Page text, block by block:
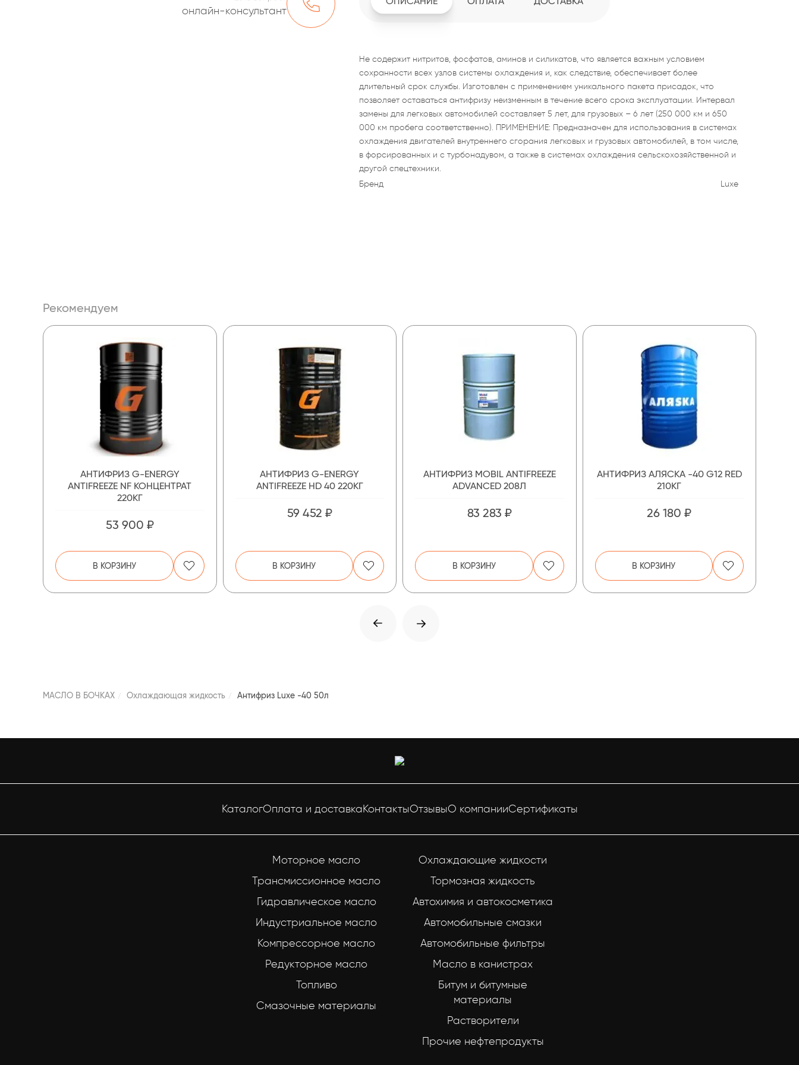
онлайн-консультант
Не содержит нитритов, фосфатов, аминов и силикатов, что является важным условием
сохранности всех узлов системы охлаждения и, как следствие, обеспечивает более
длительный срок службы. Изготовлен с применением уникального пакета присадок, что
позволяет оставаться антифризу неизменным в течение всего срока эксплуатации. Интервал
замены для легковых автомобилей составляет 5 лет, для грузовых – 6 лет (250 000 км и 650
000 км пробега соответственно). ПРИМЕНЕНИЕ: Предназначен для использования в системах
охлаждения двигателей внутреннего сгорания легковых и грузовых автомобилей, в том числе,
в форсированных и с турбонадувом, а также в системах охлаждения сельскохозяйственной и
другой спецтехники.
Бренд
Luxe
Рекомендуем
АНТИФРИЗ G-ENERGY
ANTIFREEZE NF КОНЦЕНТРАТ
220КГ
53 900 ₽
В КОРЗИНУ
АНТИФРИЗ G-ENERGY
ANTIFREEZE HD 40 220КГ
59 452 ₽
В КОРЗИНУ
АНТИФРИЗ MOBIL ANTIFREEZE
ADVANCED 208Л
83 283 ₽
В КОРЗИНУ
АНТИФРИЗ АЛЯСКА -40 G12 RED
210КГ
26 180 ₽
В КОРЗИНУ
МАСЛО В БОЧКАХ Охлаждающая жидкость Антифриз Luxe -40 50л
КаталогОплата и доставкаКонтактыОтзывыО компанииСертификаты
Моторное масло
Трансмиссионное масло
Гидравлическое масло
Индустриальное масло
Компрессорное масло
Редукторное масло
Топливо
Смазочные материалы
Охлаждающие жидкости
Тормозная жидкость
Автохимия и автокосметика
Автомобильные смазки
Автомобильные фильтры
Масло в канистрах
Битум и битумные
материалы
Растворители
Прочие нефтепродукты